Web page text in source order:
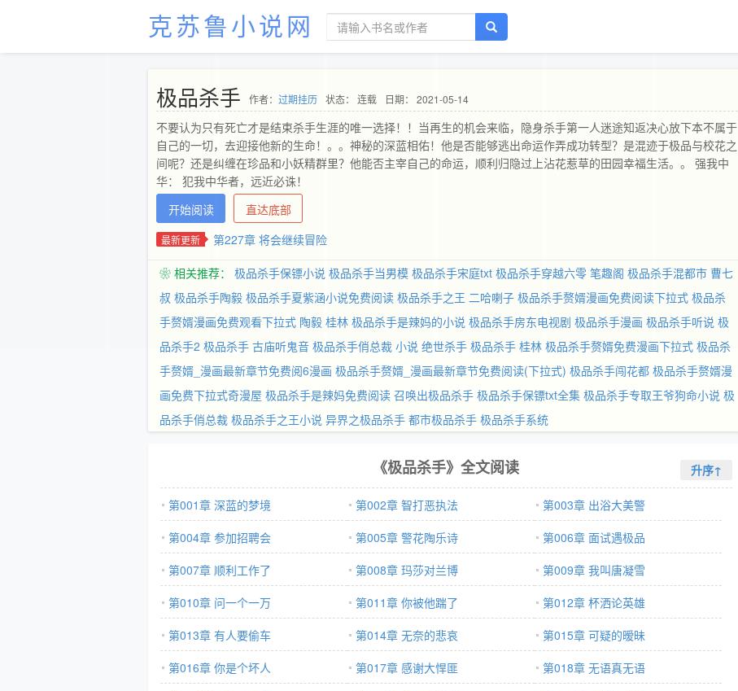
克苏鲁小说网
极品杀手 作者： 过期挂历 状态： 连载 日期： 2021-05-14
不要认为只有死亡才是结束杀手生涯的唯一选择！！当再生的机会来临，隐身杀手第一人迷途知返决心放下本不属于
自己的一切，去迎接他新的生命！。。神秘的深蓝相佑！他是否能够逃出命运作弄成功转型？是混迹于极品与校花之
间呢？还是纠缠在珍品和小妖精群里？他能否主宰自己的命运，顺利归隐过上沾花惹草的田园幸福生活。。 强我中
华： 犯我中华者，远近必诛！
开始阅读
直达底部
最新更新 第227章 将会继续冒险
❀ 相关推荐： 极品杀手保镖小说 极品杀手当男模 极品杀手宋庭txt 极品杀手穿越六零 笔趣阁 极品杀手混都市 曹七
叔 极品杀手陶毅 极品杀手夏紫涵小说免费阅读 极品杀手之王 二哈喇子 极品杀手赘婿漫画免费阅读下拉式 极品杀
手赘婿漫画免费观看下拉式 陶毅 桂林 极品杀手是辣妈的小说 极品杀手房东电视剧 极品杀手漫画 极品杀手听说 极
品杀手2 极品杀手 古庙听鬼音 极品杀手俏总裁 小说 绝世杀手 极品杀手 桂林 极品杀手赘婿免费漫画下拉式 极品杀
手赘婿_漫画最新章节免费阅6漫画 极品杀手赘婿_漫画最新章节免费阅读(下拉式) 极品杀手闯花都 极品杀手赘婿漫
画免费下拉式奇漫屋 极品杀手是辣妈免费阅读 召唤出极品杀手 极品杀手保镖txt全集 极品杀手专取王爷狗命小说 极
品杀手俏总裁 极品杀手之王小说 异界之极品杀手 都市极品杀手 极品杀手系统
《极品杀手》全文阅读 升序↑
第001章 深蓝的梦境 第002章 智打恶执法
第003章 出浴大美警
第004章 参加招聘会
第005章 警花陶乐诗
第006章 面试遇极品
第007章 顺利工作了
第008章 玛莎对兰博
第009章 我叫唐凝雪
第010章 问一个一万
第011章 你被他踹了
第012章 杯洒论英雄
第013章 有人要偷车
第014章 无奈的悲哀
第015章 可疑的暧昧
第016章 你是个坏人
第017章 感谢大悍匪
第018章 无语真无语